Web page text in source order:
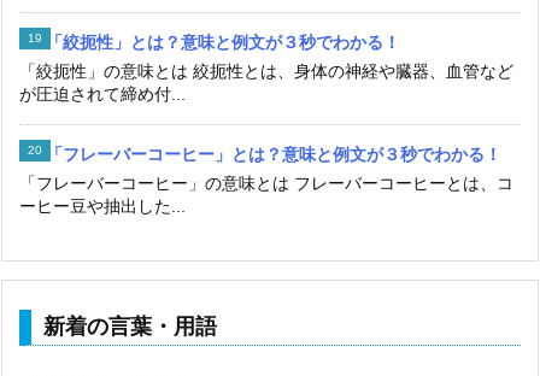
「絞扼性」とは？意味と例文が３秒でわかる！
「絞扼性」の意味とは 絞扼性とは、身体の神経や臓器、血管など
が圧迫されて締め付...
「フレーバーコーヒー」とは？意味と例文が３秒でわかる！
「フレーバーコーヒー」の意味とは フレーバーコーヒーとは、コ
ーヒー豆や抽出した...
新着の言葉・用語